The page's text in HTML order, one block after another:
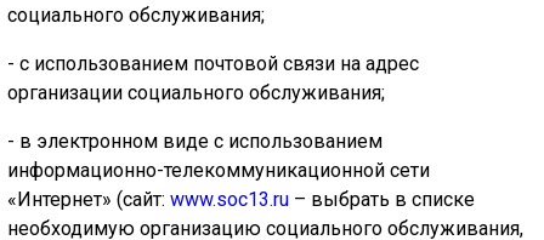
социального обслуживания;
- с использованием почтовой связи на адрес
организации социального обслуживания;
- в электронном виде с использованием
информационно-телекоммуникационной сети
«Интернет» (сайт: www.soc13.ru – выбрать в списке
необходимую организацию социального обслуживания,